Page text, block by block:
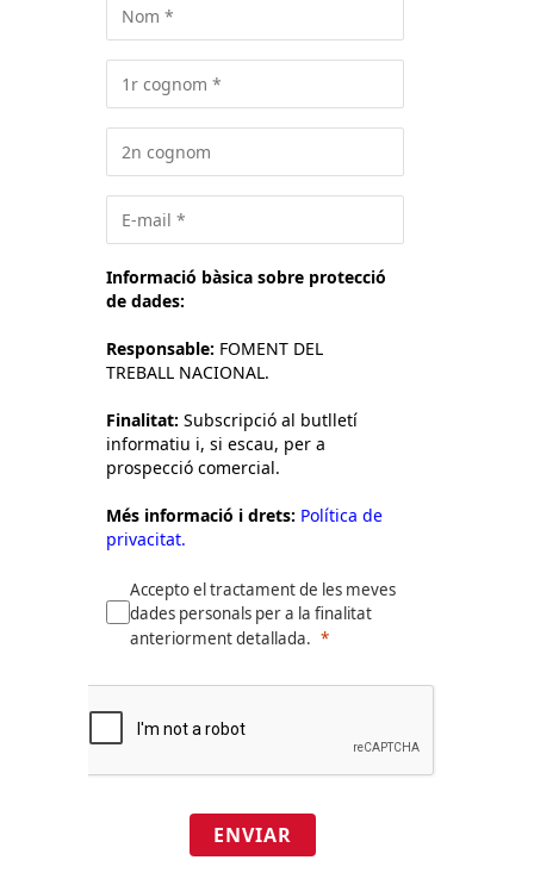
Informació bàsica sobre protecció
de dades:
Responsable: FOMENT DEL
TREBALL NACIONAL.
Finalitat: Subscripció al butlletí
informatiu i, si escau, per a
prospecció comercial.
Més informació i drets: Política de
privacitat.
Accepto el tractament de les meves
dades personals per a la finalitat
anteriorment detallada.
ENVIAR